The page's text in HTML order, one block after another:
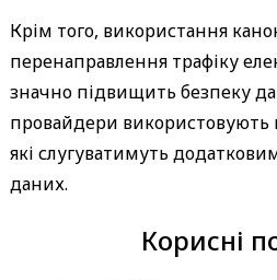
Крім того, використання
перенаправлення трафіку
значно підвищить безпеку
провайдери використовують
які слугуватимуть
даних.
Корисні